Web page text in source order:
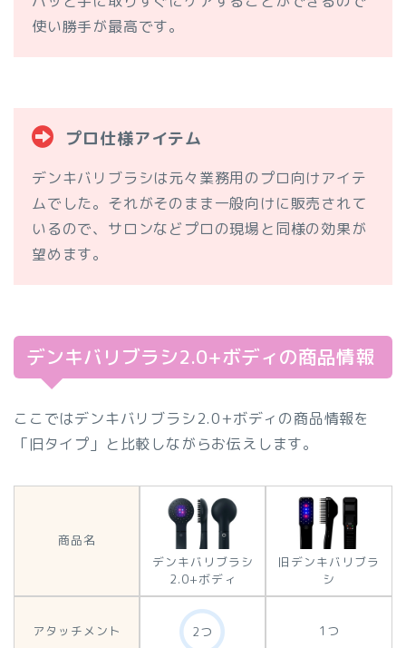
使い勝手が最高です。
プロ仕様アイテム
デンキバリブラシは元々業務用のプロ向けアイテ
ムでした。それがそのまま一般向けに販売されて
いるので、サロンなどプロの現場と同様の効果が
望めます。
デンキバリブラシ2.0+ボディの商品情報
ここではデンキバリブラシ2.0+ボディの商品情報を
「旧タイプ」と比較しながらお伝えします。
商品名
デンキバリブラシ
2.0+ボディ
旧デンキバリブラ
シ
アタッチメント 2つ 1つ